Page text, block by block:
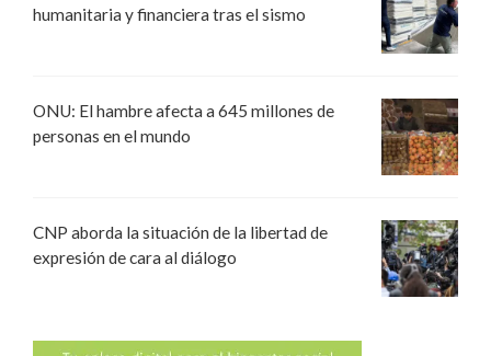
humanitaria y financiera tras el sismo
ONU: El hambre afecta a 645 millones de
personas en el mundo
CNP aborda la situación de la libertad de
expresión de cara al diálogo